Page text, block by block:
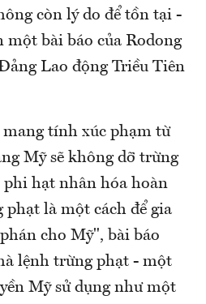
còn lý do để tồn tại -
một bài báo của Rodong
Lao động Triều Tiên
tính xúc phạm từ
Mỹ sẽ không dỡ trừng
hạt nhân hóa hoàn
phạt là một cách để gia
cho Mỹ", bài báo
lệnh trừng phạt - một
Mỹ sử dụng như một